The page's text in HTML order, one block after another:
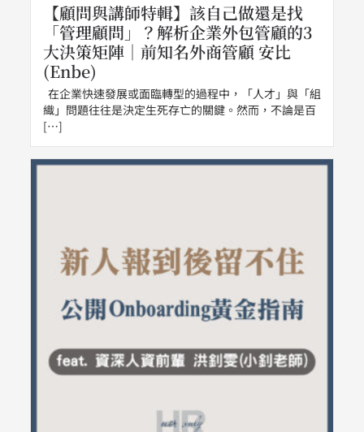
【顧問與講師特輯】該自己做還是找
「管理顧問」？解析企業外包管顧的3
大決策矩陣｜前知名外商管顧 安比
(Enbe)
在企業快速發展或面臨轉型的過程中，「人才」與「組
織」問題往往是決定生死存亡的關鍵。然而，不論是百
[…]